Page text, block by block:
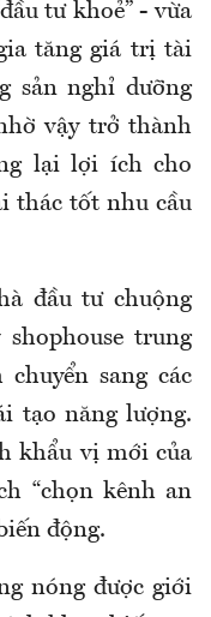
tư khoẻ” - vừa
tăng giá trị tài
sản nghỉ dưỡng
vậy trở thành
lại lợi ích cho
thác tốt nhu cầu
đầu tư chuộng
trung
sang các
tạo năng lượng.
khẩu vị mới của
“chọn kênh an
động.
nóng được giới